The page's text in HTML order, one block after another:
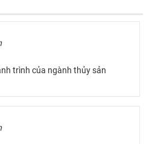
trình của ngành thủy sản